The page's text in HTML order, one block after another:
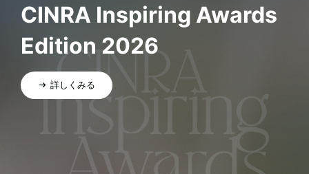
CINRA Inspiring Awards
Edition 2026
詳しくみる